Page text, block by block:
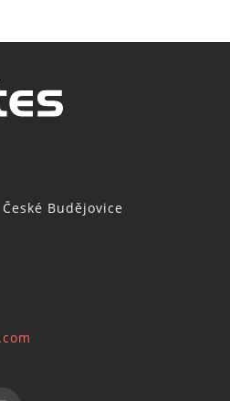
Budějovice